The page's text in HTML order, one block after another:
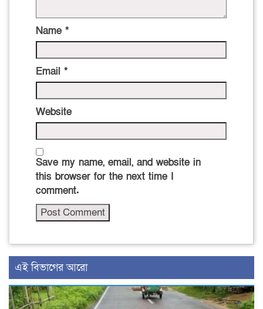
Name *
Email *
Website
Save my name, email, and website in
this browser for the next time I
comment.
এই বিভাগের আরো